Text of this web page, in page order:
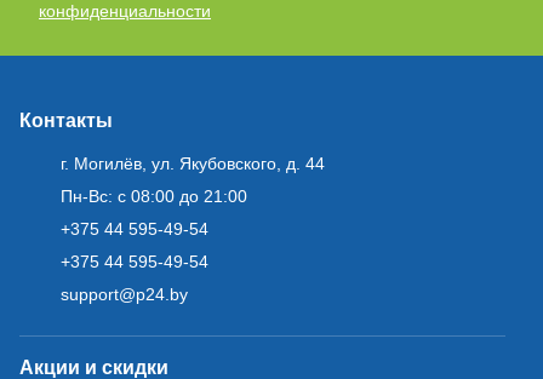
конфиденциальности
Контакты
г. Могилёв, ул. Якубовского, д. 44
Пн-Вс: с 08:00 до 21:00
+375 44 595-49-54
+375 44 595-49-54
support@p24.by
Акции и скидки